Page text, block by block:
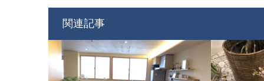
関連記事